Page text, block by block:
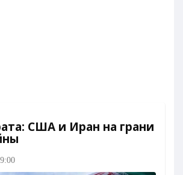
США и Иран на грани